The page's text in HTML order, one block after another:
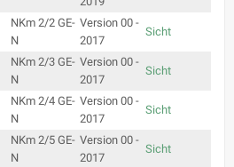
NKm 2/2 GE-
N
Version 00 -
2017
Sicht
NKm 2/3 GE-
N
Version 00 -
2017
Sicht
NKm 2/4 GE-
N
Version 00 -
2017
Sicht
NKm 2/5 GE-
N
Version 00 -
2017
Sicht